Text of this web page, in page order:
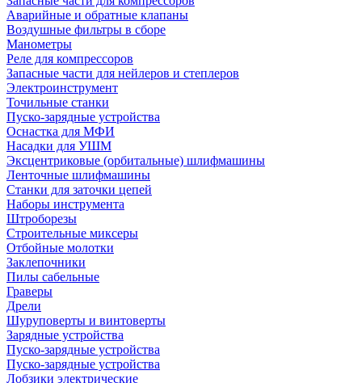
Аварийные и обратные клапаны
Воздушные фильтры в сборе
Манометры
Реле для компрессоров
Запасные части для нейлеров и степлеров
Электроинструмент
Точильные станки
Пуско-зарядные устройства
Оснастка для МФИ
Насадки для УШМ
Эксцентриковые (орбитальные) шлифмашины
Ленточные шлифмашины
Станки для заточки цепей
Наборы инструмента
Штроборезы
Строительные миксеры
Отбойные молотки
Заклепочники
Пилы сабельные
Граверы
Дрели
Шуруповерты и винтоверты
Зарядные устройства
Пуско-зарядные устройства
Пуско-зарядные устройства
Лобзики электрические